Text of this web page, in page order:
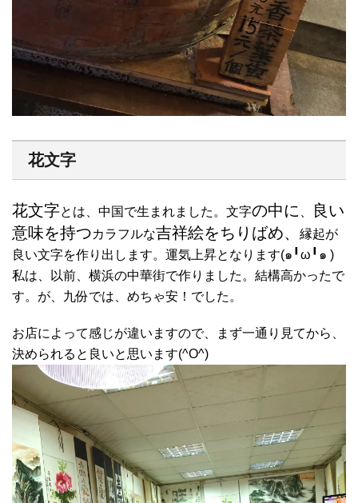
花文字
花文字とは、中国で生まれました。文字の中に
良い
意味を持つカラフルな吉祥絵をちりばめ、
縁起が
良い文字を作り出します。運気上昇となります(๑╹ω╹๑ )
私は、以前、横浜の中華街で作りました。結構高かったで
す。が、九份では、めちゃ安！でした。
お店によって感じが違いますので、まず一通り見てから、
決められると良いと思います(^O^)